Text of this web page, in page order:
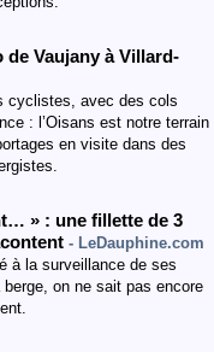
de Vaujany à Villard-
cyclistes, avec des cols
: l’Oisans est notre terrain
en visite dans des
» : une fillette de 3
- LeDauphine.com
à la surveillance de ses
on ne sait pas encore